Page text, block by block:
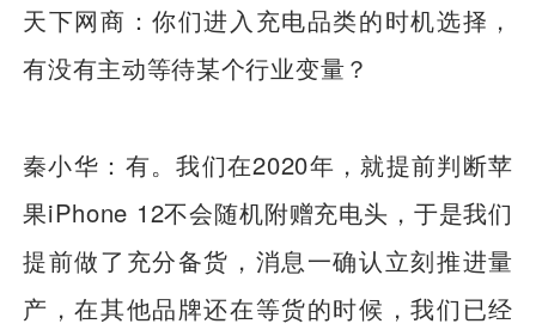
天下网商：你们进入充电品类的时机选择，
有没有主动等待某个行业变量？
秦小华：有。我们在2020年，就提前判断苹
果iPhone 12不会随机附赠充电头，于是我们
提前做了充分备货，消息一确认立刻推进量
产，在其他品牌还在等货的时候，我们已经